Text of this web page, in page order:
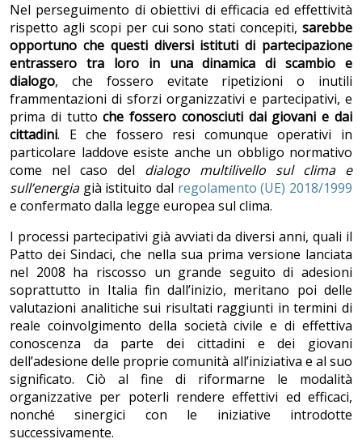
Nel perseguimento di obiettivi di efficacia ed effettività
rispetto agli scopi per cui sono stati concepiti, sarebbe
opportuno che questi diversi istituti di partecipazione
entrassero tra loro in una dinamica di scambio e
dialogo, che fossero evitate ripetizioni o inutili
frammentazioni di sforzi organizzativi e partecipativi, e
prima di tuttoche fossero conosciuti dai giovani e dai
cittadini. E che fossero resi comunque operativi in
particolare laddove esiste anche un obbligo normativo
come nel caso del dialogo multilivello sul clima e
sull’energiagià istituito dal regolamento (UE) 2018/1999
e confermato dalla legge europea sul clima.
I processi partecipativi già avviati da diversi anni, quali il
Patto dei Sindaci, che nella sua prima versione lanciata
nel 2008 ha riscosso un grande seguito di adesioni
soprattutto in Italia fin dall’inizio, meritano poi delle
valutazioni analitiche sui risultati raggiunti in termini di
reale coinvolgimento della società civile e di effettiva
conoscenza da parte dei cittadini e dei giovani
dell’adesione delle proprie comunità all’iniziativa e al suo
significato. Ciò al fine di riformarne le modalità
organizzative per poterli rendere effettivi ed efficaci,
nonché sinergici con le iniziative introdotte
successivamente.